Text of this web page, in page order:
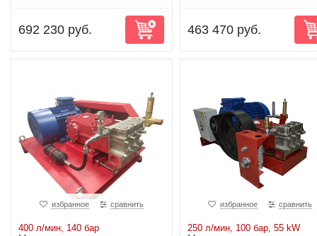
692 230 руб. 463 470 руб.
избранное сравнить
400 л/мин, 140 бар
избранное сравнить
250 л/мин, 100 бар, 55 kW